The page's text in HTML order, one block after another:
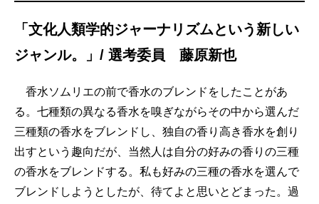
「文化人類学的ジャーナリズムという新しい
ジャンル。」/ 選考委員 藤原新也
香水ソムリエの前で香水のブレンドをしたことがあ
る。七種類の異なる香水を嗅ぎながらその中から選んだ
三種類の香水をブレンドし、独自の香り高き香水を創り
出すという趣向だが、当然人は自分の好みの香りの三種
の香水をブレンドする。私も好みの三種の香水を選んで
ブレンドしようとしたが、待てよと思いとどまった。過